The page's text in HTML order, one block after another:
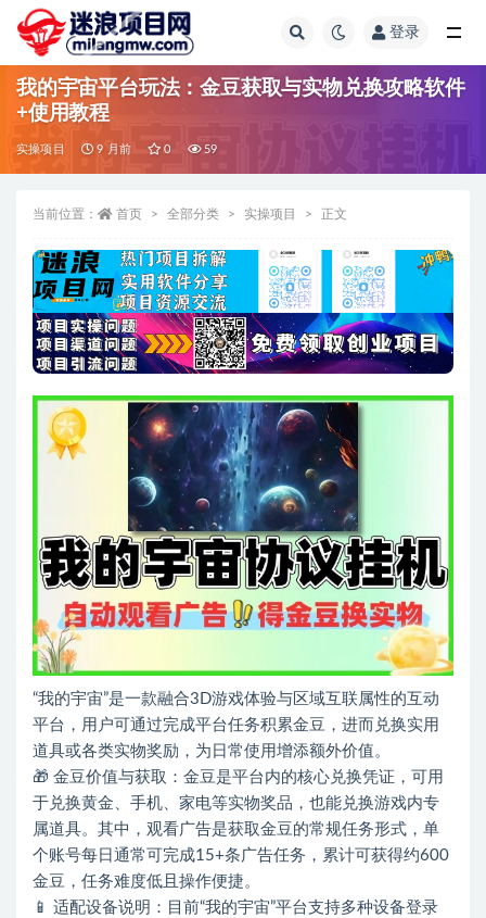
登录
我的宇宙平台玩法：金豆获取与实物兑换攻略软件
+使用教程
实操项目 9 月前 0 59
当前位置： 首页 全部分类 实操项目 正文
“我的宇宙”是一款融合3D游戏体验与区域互联属性的互动
平台，用户可通过完成平台任务积累金豆，进而兑换实用
道具或各类实物奖励，为日常使用增添额外价值。
🎁 金豆价值与获取：金豆是平台内的核心兑换凭证，可用
于兑换黄金、手机、家电等实物奖品，也能兑换游戏内专
属道具。其中，观看广告是获取金豆的常规任务形式，单
个账号每日通常可完成15+条广告任务，累计可获得约600
金豆，任务难度低且操作便捷。
📱 适配设备说明：目前“我的宇宙”平台支持多种设备登录
全部